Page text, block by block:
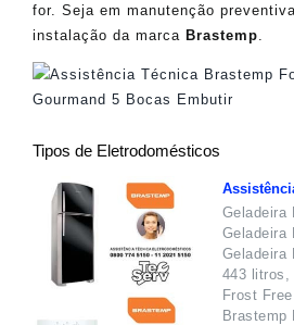
for. Seja em manutenção
instalação da marca Brastemp
Tipos de Eletrodomésticos
Geladeira
Geladeira
Geladeira
443 litros,
Frost
Brastemp